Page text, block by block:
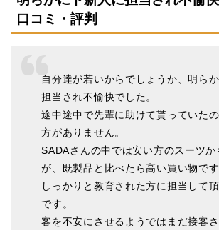
口コミ・評判
自分達が若いからでしょうか、明ら
担当され不愉快でした。
途中途中で先輩に助けて貰っていた
方がありません。
SADAさんの中では安い方のスーツか
が、既製品と比べたら高い買い物です
しっかりと教育された方に担当して
です。
客を不安にさせるようではまだ接客